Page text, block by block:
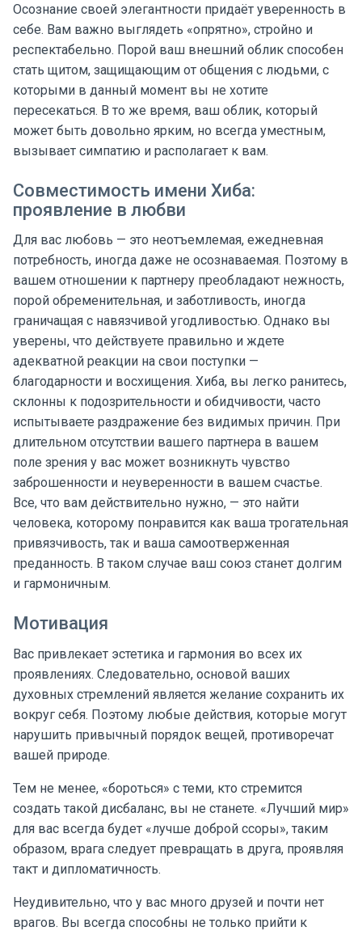
Осознание своей элегантности придаёт уверенность в
себе. Вам важно выглядеть «опрятно», стройно и
респектабельно. Порой ваш внешний облик способен
стать щитом, защищающим от общения с людьми, с
которыми в данный момент вы не хотите
пересекаться. В то же время, ваш облик, который
может быть довольно ярким, но всегда уместным,
вызывает симпатию и располагает к вам.
Совместимость имени Хиба:
проявление в любви
Для вас любовь — это неотъемлемая, ежедневная
потребность, иногда даже не осознаваемая. Поэтому в
вашем отношении к партнеру преобладают нежность,
порой обременительная, и заботливость, иногда
граничащая с навязчивой угодливостью. Однако вы
уверены, что действуете правильно и ждете
адекватной реакции на свои поступки —
благодарности и восхищения. Хиба, вы легко ранитесь,
склонны к подозрительности и обидчивости, часто
испытываете раздражение без видимых причин. При
длительном отсутствии вашего партнера в вашем
поле зрения у вас может возникнуть чувство
заброшенности и неуверенности в вашем счастье.
Все, что вам действительно нужно, — это найти
человека, которому понравится как ваша трогательная
привязчивость, так и ваша самоотверженная
преданность. В таком случае ваш союз станет долгим
и гармоничным.
Мотивация
Вас привлекает эстетика и гармония во всех их
проявлениях. Следовательно, основой ваших
духовных стремлений является желание сохранить их
вокруг себя. Поэтому любые действия, которые могут
нарушить привычный порядок вещей, противоречат
вашей природе.
Тем не менее, «бороться» с теми, кто стремится
создать такой дисбаланс, вы не станете. «Лучший мир»
для вас всегда будет «лучше доброй ссоры», таким
образом, врага следует превращать в друга, проявляя
такт и дипломатичность.
Неудивительно, что у вас много друзей и почти нет
врагов. Вы всегда способны не только прийти к